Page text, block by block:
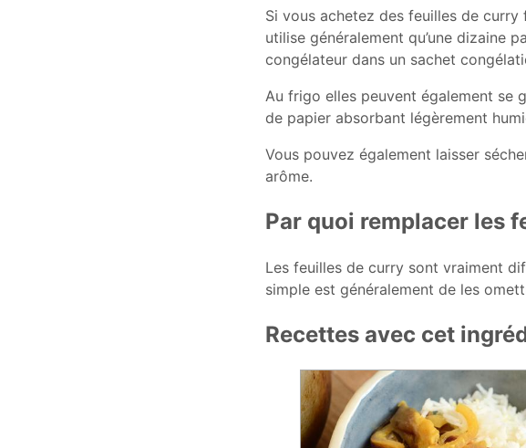
Si vous achetez des feuilles de curry
utilise généralement qu’une dizaine
congélateur dans un sachet
Au frigo elles peuvent également se
de papier absorbant légèrement
Vous pouvez également laisser
arôme.
Par quoi remplacer les
Les feuilles de curry sont vraiment
simple est généralement de les
Recettes avec cet